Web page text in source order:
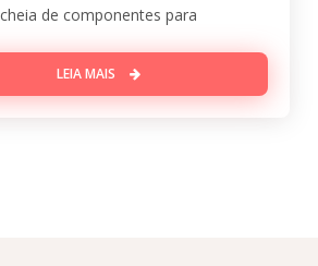
cheia de componentes para
LEIA MAIS